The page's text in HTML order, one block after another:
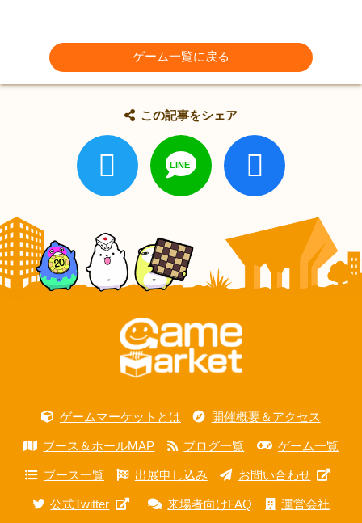
ゲーム一覧に戻る
この記事をシェア
ゲームマーケットとは 開催概要＆アクセス
ブース＆ホールMAP ブログ一覧 ゲーム一覧
ブース一覧 出展申し込み お問い合わせ
公式Twitter 来場者向けFAQ 運営会社